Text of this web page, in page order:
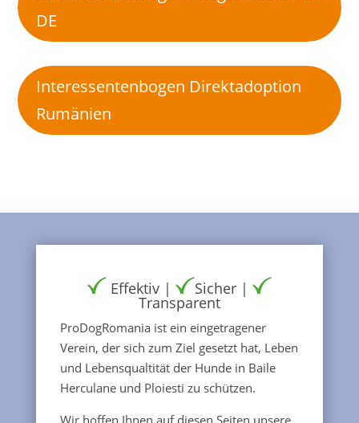
DE
Interessentenbogen Direktadoption
Rumänien
Effektiv | Sicher |
Transparent
ProDogRomania ist ein eingetragener
Verein, der sich zum Ziel gesetzt hat, Leben
und Lebensqualtität der Hunde in Baile
Herculane und Ploiesti zu schützen.